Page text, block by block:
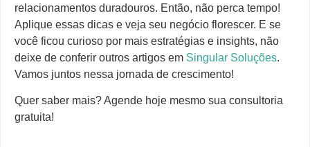
relacionamentos duradouros. Então, não perca tempo!
Aplique essas dicas e veja seu negócio florescer. E se
você ficou curioso por mais estratégias e insights, não
deixe de conferir outros artigos em Singular Soluções.
Vamos juntos nessa jornada de crescimento!
Quer saber mais? Agende hoje mesmo sua consultoria
gratuita!